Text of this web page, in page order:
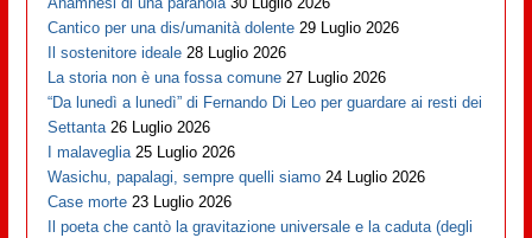
Cantico per una dis/umanità dolente 29 Luglio 2026
Il sostenitore ideale 28 Luglio 2026
La storia non è una fossa comune 27 Luglio 2026
“Da lunedì a lunedì” di Fernando Di Leo per guardare ai resti dei
Settanta 26 Luglio 2026
I malaveglia 25 Luglio 2026
Wasichu, papalagi, sempre quelli siamo 24 Luglio 2026
Case morte 23 Luglio 2026
Il poeta che cantò la gravitazione universale e la caduta (degli